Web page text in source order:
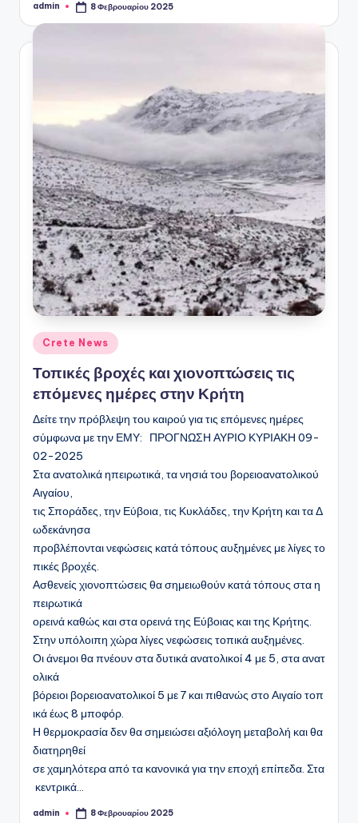
Συγγραφέας:
admin 8 Φεβρουαρίου 2025
Αναρτήθηκε
σε
Crete News
Τοπικές βροχές και χιονοπτώσεις τις
επόμενες ημέρες στην Κρήτη
Δείτε την πρόβλεψη του καιρού για τις επόμενες ημέρες
σύμφωνα με την ΕΜΥ: ΠΡΟΓΝΩΣΗ ΑΥΡΙΟ ΚΥΡΙΑΚΗ 09-
02-2025
Στα ανατολικά ηπειρωτικά, τα νησιά του βορειοανατολικού
Αιγαίου,
τις Σποράδες, την Εύβοια, τις Κυκλάδες, την Κρήτη και τα Δ
ωδεκάνησα
προβλέπονται νεφώσεις κατά τόπους αυξημένες με λίγες το
πικές βροχές.
Ασθενείς χιονοπτώσεις θα σημειωθούν κατά τόπους στα η
πειρωτικά
ορεινά καθώς και στα ορεινά της Εύβοιας και της Κρήτης.
Στην υπόλοιπη χώρα λίγες νεφώσεις τοπικά αυξημένες.
Οι άνεμοι θα πνέουν στα δυτικά ανατολικοί 4 με 5, στα ανατ
ολικά
βόρειοι βορειοανατολικοί 5 με 7 και πιθανώς στο Αιγαίο τοπ
ικά έως 8 μποφόρ.
Η θερμοκρασία δεν θα σημειώσει αξιόλογη μεταβολή και θα
διατηρηθεί
σε χαμηλότερα από τα κανονικά για την εποχή επίπεδα. Στα
κεντρικά…
Συγγραφέας:
admin 8 Φεβρουαρίου 2025